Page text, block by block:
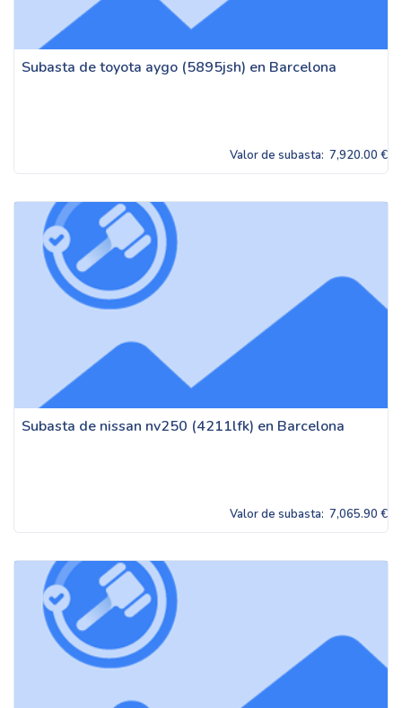
Subasta de toyota aygo (5895jsh) en Barcelona
Valor de subasta: 7,920.00 €
Subasta de nissan nv250 (4211lfk) en Barcelona
Valor de subasta: 7,065.90 €